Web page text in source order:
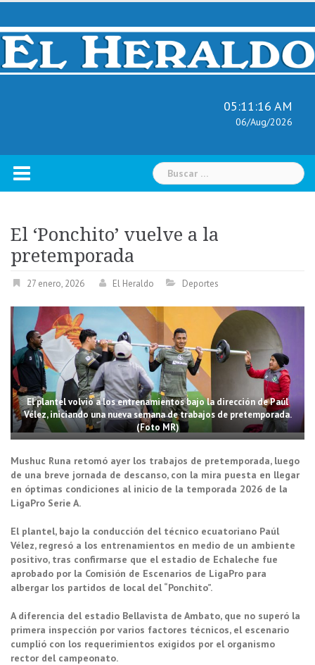
Skip
content
05:11:17 AM
06/Aug/2026
Buscar:
El ‘Ponchito’ vuelve a la
pretemporada
27 enero, 2026 El Heraldo Deportes
El plantel volvió a los entrenamientos bajo la dirección de Paúl
Vélez, iniciando una nueva semana de trabajos de pretemporada.
(Foto MR)
Mushuc Runa retomó ayer los trabajos de pretemporada, luego
de una breve jornada de descanso, con la mira puesta en llegar
en óptimas condiciones al inicio de la temporada 2026 de la
LigaPro Serie A.
El plantel, bajo la conducción del técnico ecuatoriano Paúl
Vélez, regresó a los entrenamientos en medio de un ambiente
positivo, tras confirmarse que el estadio de Echaleche fue
aprobado por la Comisión de Escenarios de LigaPro para
albergar los partidos de local del “Ponchito”.
A diferencia del estadio Bellavista de Ambato, que no superó la
primera inspección por varios factores técnicos, el escenario
cumplió con los requerimientos exigidos por el organismo
rector del campeonato.